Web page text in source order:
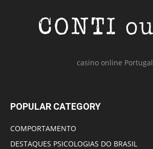
casino online Portugal
POPULAR CATEGORY
COMPORTAMENTO
DESTAQUES PSICOLOGIAS DO BRASIL